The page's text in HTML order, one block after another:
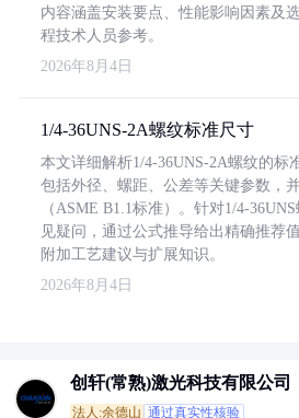
内容涵盖安装要点、性能影响因素及
程技术人员参考。
2026年8月4日
1/4-36UNS-2A螺纹标准尺寸
本文详细解析1/4-36UNS-2A螺纹的标
包括外径、螺距、公差等关键参数，
（ASME B1.1标准）。针对1/4-
见疑问，通过公式推导给出精确推荐
附加工艺建议与扩展知识。
2026年8月4日
创轩(常熟)激光科技有限公司
法人:余德山 通过真实性核验